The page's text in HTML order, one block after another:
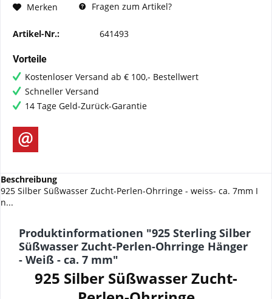
Merken Fragen zum Artikel?
Artikel-Nr.: 641493
Vorteile
Kostenloser Versand ab € 100,- Bestellwert
Schneller Versand
14 Tage Geld-Zurück-Garantie
Beschreibung
925 Silber Süßwasser Zucht-Perlen-Ohrringe - weiss- ca. 7mm I
n...
Produktinformationen "925 Sterling Silber
Süßwasser Zucht-Perlen-Ohrringe Hänger
- Weiß - ca. 7 mm"
925 Silber Süßwasser Zucht-